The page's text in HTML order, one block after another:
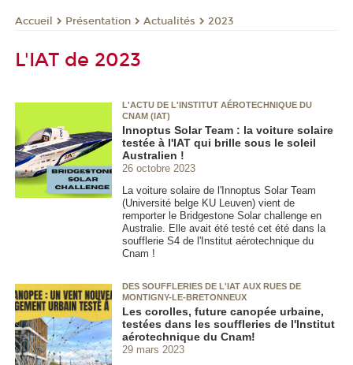
Accueil Présentation Actualités 2023
L'IAT de 2023
L'ACTU DE L'INSTITUT AÉROTECHNIQUE DU
CNAM (IAT)
Innoptus Solar Team : la voiture solaire
testée à l'IAT qui brille sous le soleil
Australien !
26 octobre 2023
La voiture solaire de l'Innoptus Solar Team
(Université belge KU Leuven) vient de
remporter le Bridgestone Solar challenge en
Australie. Elle avait été testé cet été dans la
soufflerie S4 de l'Institut aérotechnique du
Cnam !
DES SOUFFLERIES DE L'IAT AUX RUES DE
MONTIGNY-LE-BRETONNEUX
Les corolles, future canopée urbaine,
testées dans les souffleries de l'Institut
aérotechnique du Cnam!
29 mars 2023